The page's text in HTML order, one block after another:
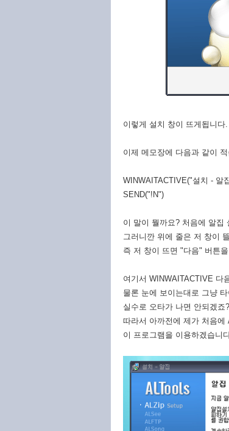
이렇게 설치 창이 뜨게됩니다.
이제 메모장에 다음과 같이
WINWAITACTIVE("설치 - 알
SEND("!N")
이 말이 뭘까요? 처음에 알집
그러니깐 위에 줄은 저 창이
즉 저 창이 뜨면 "다음" 버튼
여기서 WINWAITACTIVE 다
물론 눈에 보이는대로 그냥
실수로 오타가 나면 안되겠죠?
따라서 아까전에 제가 처음
이 프로그램을 이용하겠습니